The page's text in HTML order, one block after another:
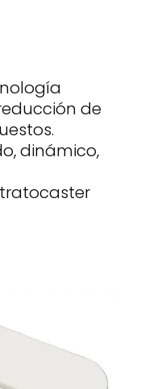
de
dinámico,